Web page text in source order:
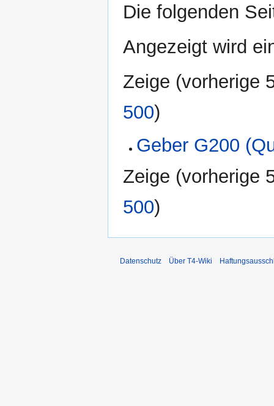
Die folgenden
Angezeigt wird
Zeige (vorherige
500)
Geber G200
Zeige (vorherige
500)
Datenschutz Über T4-Wiki